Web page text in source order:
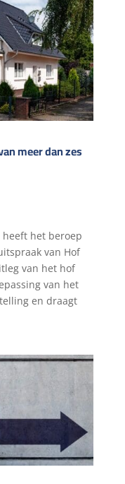
meer dan zes
heeft het beroep
van Hof
van het hof
van het
en draagt